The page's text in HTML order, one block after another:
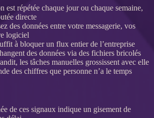
est répétée chaque jour ou chaque semaine,
directe
des donnéesentre votre messagerie, vos
logiciel
à bloquer un fluxentier de l’entreprise
des donnéesvia des fichiers bricolés
les tâches manuelles grossissent avec elle
des chiffres que personne n’a le temps
de ces signaux indique un gisement de